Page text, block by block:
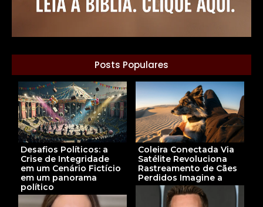
Posts Populares
Desafios Políticos: a
Crise de Integridade
em um Cenário Fictício
em um panorama
político
Coleira Conectada Via
Satélite Revoluciona
Rastreamento de Cães
Perdidos Imagine a